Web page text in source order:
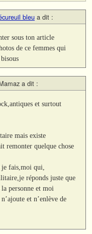
bleu a dit :
sous ton article
de ce femmes qui
a dit :
et surtout
mais existe
remonter quelque chose
je fais,moi qui,
réponds juste que
personne et moi
et n’enlève de